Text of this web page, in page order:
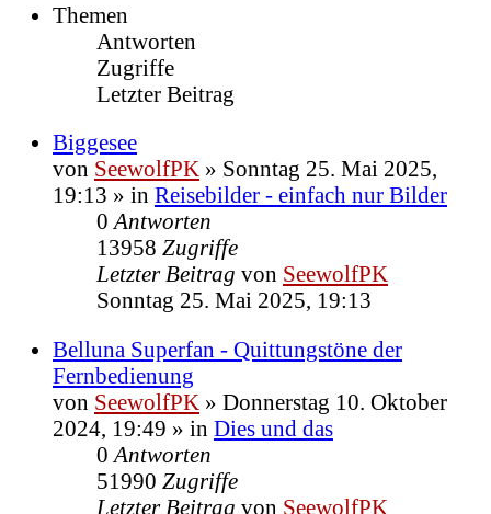
Themen
Antworten
Zugriffe
Letzter Beitrag
Biggesee
von SeewolfPK » Sonntag 25. Mai 2025,
19:13 » in Reisebilder - einfach nur Bilder
0 Antworten
13958 Zugriffe
Letzter Beitrag von SeewolfPK
Sonntag 25. Mai 2025, 19:13
Belluna Superfan - Quittungstöne der
Fernbedienung
von SeewolfPK » Donnerstag 10. Oktober
2024, 19:49 » in Dies und das
0 Antworten
51990 Zugriffe
Letzter Beitrag von SeewolfPK